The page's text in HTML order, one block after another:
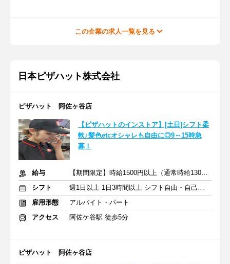
この企業の求人一覧を見る
日本ピザハット株式会社
ピザハット 阿佐ヶ谷店
【ピザハットのインストア】[土日]シフト柔
軟♪髪色etcオシャレも自由に◎9～15時急
募！
給与
【期間限定】時給1500円以上（通常時給1300円以上）
シフト
週1日以上 1日3時間以上 シフト自由・自己申告
雇用形態
アルバイト・パート
アクセス
阿佐ケ谷駅 徒歩5分
ピザハット 阿佐ヶ谷店